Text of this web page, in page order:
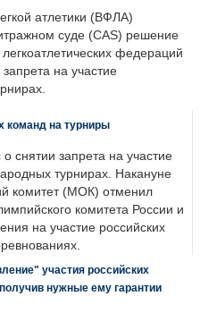
атлетики (ВФЛА)
суде (CAS) решение
федераций
на участие
команд на турниры
снятии запрета на участие
турнирах. Накануне
комитет (МОК) отменил
комитета России и
на участие российских
участия российских
нужные ему гарантии